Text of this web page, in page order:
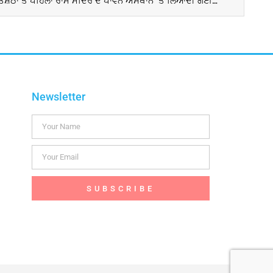
Newsletter
SUBSCRIBE